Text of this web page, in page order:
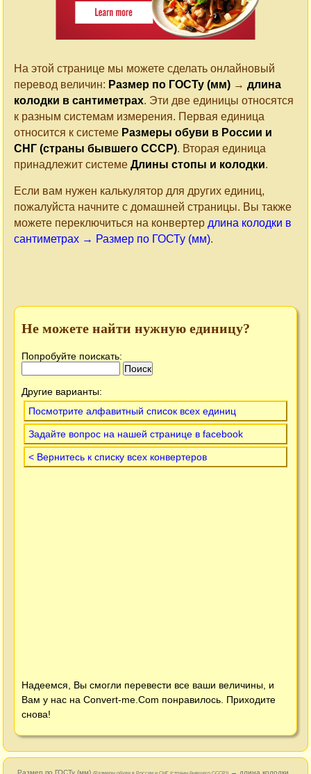
На этой странице мы можете сделать онлайновый
перевод величин: Размер по ГОСТу (мм) → длина
колодки в сантиметрах. Эти две единицы относятся
к разным системам измерения. Первая единица
относится к системе Размеры обуви в России и
СНГ (страны бывшего СССР). Вторая единица
принадлежит системе Длины стопы и колодки.
Если вам нужен калькулятор для других единиц,
пожалуйста начните с домашней страницы. Вы также
можете переключиться на конвертер длина колодки в
сантиметрах → Размер по ГОСТу (мм).
Не можете найти нужную единицу?
Попробуйте поискать:
Другие варианты:
Посмотрите алфавитный список всех единиц
Задайте вопрос на нашей странице в facebook
< Вернитесь к списку всех конвертеров
Надеемся, Вы смогли перевести все ваши величины, и
Вам у нас на Convert-me.Com понравилось. Приходите
снова!
Размер по ГОСТу (мм) → длина колодки